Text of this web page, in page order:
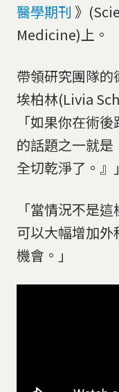
醫學期刊 》
Medicine)上。
帶領研究團隊
埃柏林(Livia
「如果你在術
的話題之一就
全切乾淨了。』」
「當情況不是
可以大幅增加
機會。」